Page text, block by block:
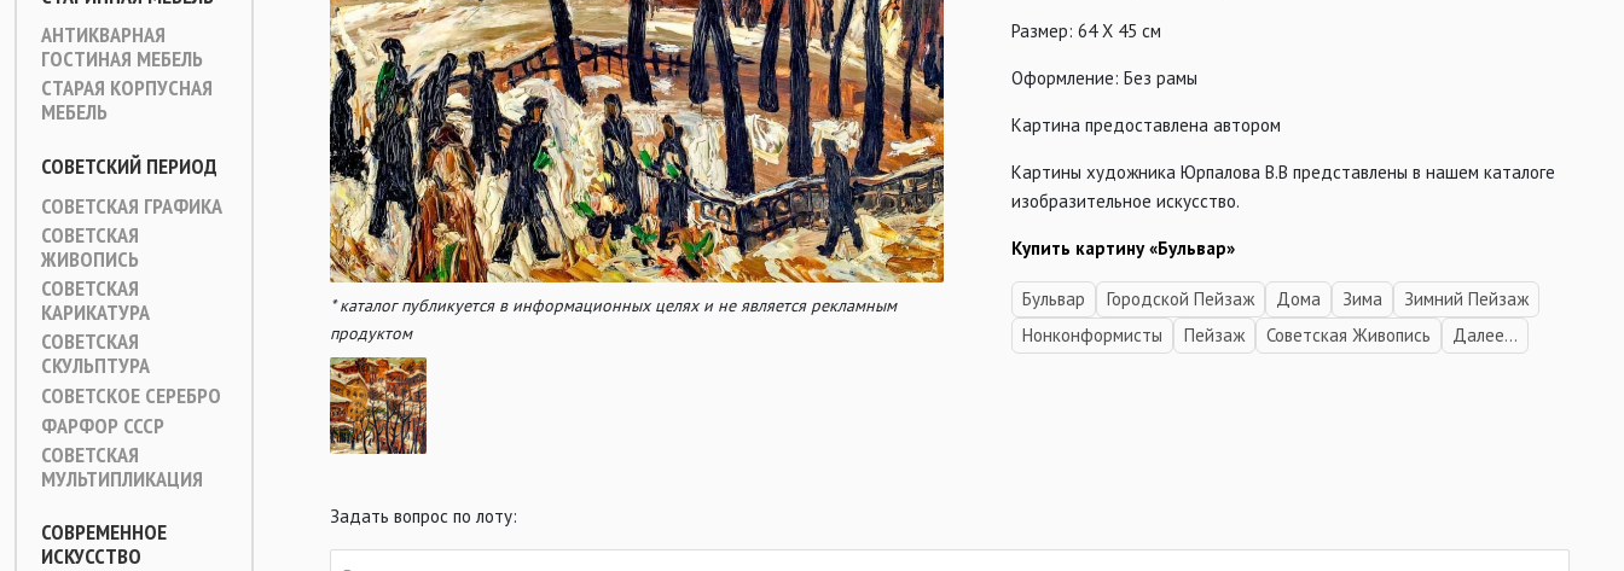
АНТИКВАРНАЯ
ГОСТИНАЯ МЕБЕЛЬ
СТАРАЯ КОРПУСНАЯ
МЕБЕЛЬ
СОВЕТСКИЙ ПЕРИОД
СОВЕТСКАЯ ГРАФИКА
СОВЕТСКАЯ
ЖИВОПИСЬ
СОВЕТСКАЯ
КАРИКАТУРА
СОВЕТСКАЯ
СКУЛЬПТУРА
СОВЕТСКОЕ СЕРЕБРО
ФАРФОР СССР
СОВЕТСКАЯ
МУЛЬТИПЛИКАЦИЯ
СОВРЕМЕННОЕ
ИСКУССТВО
* каталог публикуется в информационных целях и не является рекламным
продуктом
Размер: 64 Х 45 см
Оформление: Без рамы
Картина предоставлена автором
Картины художника Юрпалова В.В представлены в нашем каталоге
изобразительное искусство.
Купить картину «Бульвар»
Бульвар Городской Пейзаж Дома Зима
Зимний Пейзаж
Нонконформисты
Пейзаж Советская Живопись Далее...
Задать вопрос по лоту: